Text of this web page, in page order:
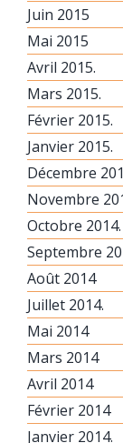
Juin 2015
Mai 2015
Avril 2015.
Mars 2015.
Février 2015.
Janvier 2015.
Décembre
Novembre
Octobre 2014.
Septembre
Août 2014
Juillet 2014.
Mai 2014
Mars 2014
Avril 2014
Février 2014
Janvier 2014.